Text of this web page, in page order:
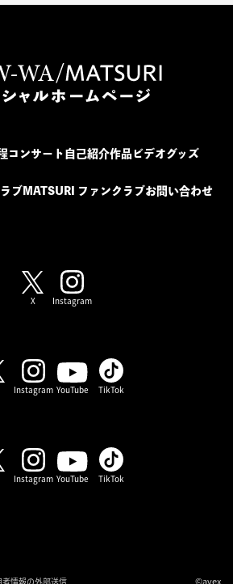
コンサート 自己紹介作品ビデオグッズ
ブ MATSURI ファンクラブ お問い合わせ
X Instagram
Instagram YouTube TikTok
Instagram YouTube TikTok
者情報の外部送信 ©avex